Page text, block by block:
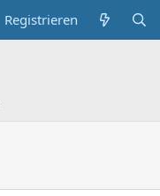
Registrieren